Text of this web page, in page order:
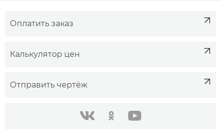
Оплатить заказ
Калькулятор цен
Отправить чертёж
в контакте одноклассники youtube